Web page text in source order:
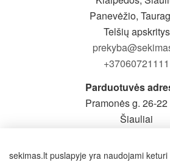
Panevėžio,
Telšių apskritys
+37060721111
Parduotuvės
Pramonės g. 26-22
Šiauliai
Darbo laikas: I-V
sekimas.lt puslapyje yra naudojami